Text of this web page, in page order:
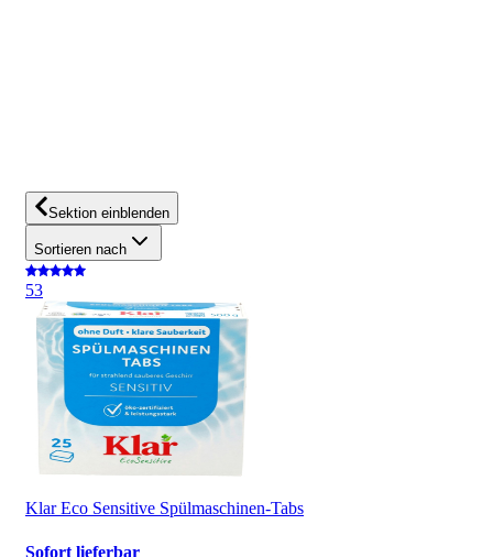
Sektion einblenden
Sortieren nach
53
Klar Eco Sensitive Spülmaschinen-Tabs
Sofort lieferbar